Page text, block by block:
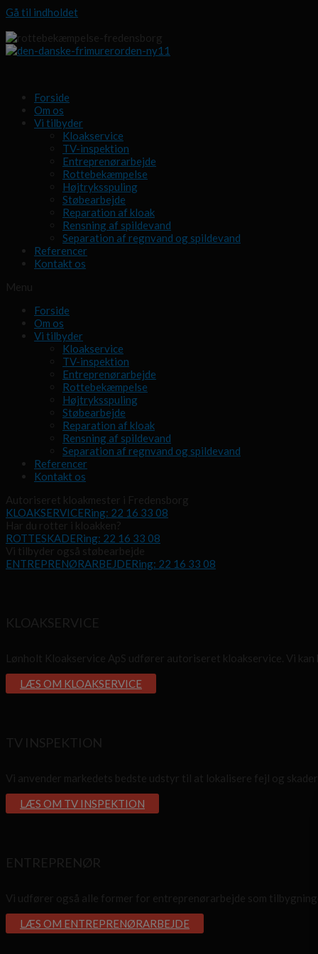
Gå til indholdet
Forside
Om os
Vi tilbyder
Kloakservice
TV-inspektion
Entreprenørarbejde
Rottebekæmpelse
Højtryksspuling
Støbearbejde
Reparation af kloak
Rensning af spildevand
Separation af regnvand og spildevand
Referencer
Kontakt os
Menu
Forside
Om os
Vi tilbyder
Kloakservice
TV-inspektion
Entreprenørarbejde
Rottebekæmpelse
Højtryksspuling
Støbearbejde
Reparation af kloak
Rensning af spildevand
Separation af regnvand og spildevand
Referencer
Kontakt os
Autoriseret kloakmester i Fredensborg
KLOAKSERVICERing: 22 16 33 08
Har du rotter i kloakken?
ROTTESKADERing: 22 16 33 08
Vi tilbyder også støbearbejde
ENTREPRENØRARBEJDERing: 22 16 33 08
KLOAKSERVICE
Lønholt Kloakservice ApS udfører autoriseret kloakservice. Vi
LÆS OM KLOAKSERVICE
TV INSPEKTION
Vi anvender markedets bedste udstyr til at lokalisere fejl og
LÆS OM TV INSPEKTION
ENTREPRENØR
Vi udfører også alle former for entreprenørarbejde som
LÆS OM ENTREPRENØRARBEJDE